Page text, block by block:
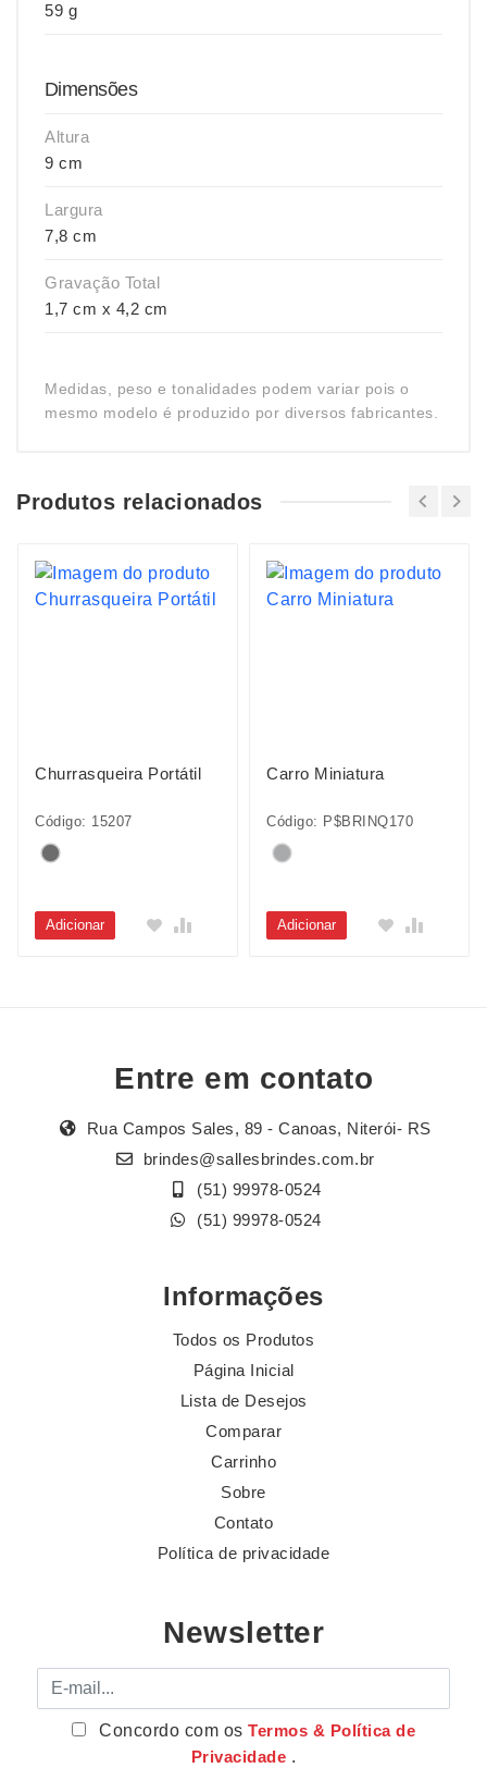
59 g
Dimensões
Altura
9 cm
Largura
7,8 cm
Gravação Total
1,7 cm x 4,2 cm
Medidas, peso e tonalidades podem variar pois o
mesmo modelo é produzido por diversos fabricantes.
Produtos relacionados
Churrasqueira Portátil
Código: 15207
Adicionar
Carro Miniatura
Código: P$BRINQ170
Adicionar
Entre em contato
Rua Campos Sales, 89 - Canoas, Niterói- RS
brindes@sallesbrindes.com.br
(51) 99978-0524
(51) 99978-0524
Informações
Todos os Produtos
Página Inicial
Lista de Desejos
Comparar
Carrinho
Sobre
Contato
Política de privacidade
Newsletter
E-mail
Concordo com osTermos & Política de
Privacidade .